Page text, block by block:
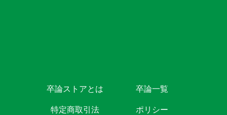
卒論ストアとは 卒論一覧
特定商取引法 ポリシー